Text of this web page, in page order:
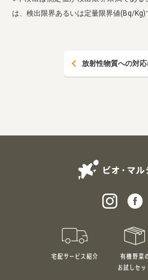
は、検出限界あるいは定量限界値(Bq/Kg)
放射性物質への対
宅配サービス紹